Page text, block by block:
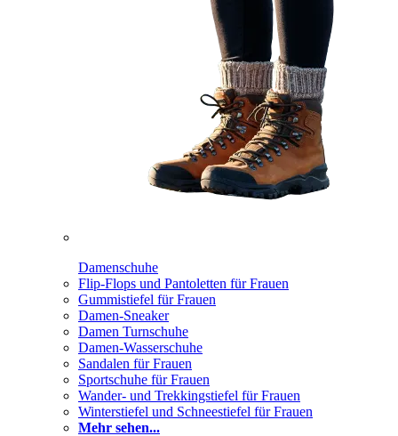
Damenschuhe
Flip-Flops und Pantoletten für Frauen
Gummistiefel für Frauen
Damen-Sneaker
Damen Turnschuhe
Damen-Wasserschuhe
Sandalen für Frauen
Sportschuhe für Frauen
Wander- und Trekkingstiefel für Frauen
Winterstiefel und Schneestiefel für Frauen
Mehr sehen...